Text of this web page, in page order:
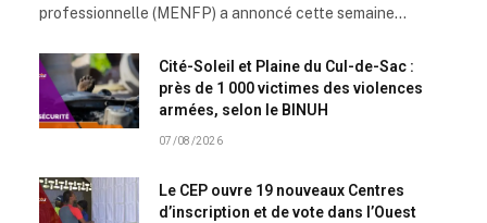
professionnelle (MENFP) a annoncé cette semaine…
Cité-Soleil et Plaine du Cul-de-Sac :
près de 1 000 victimes des violences
armées, selon le BINUH
07/08/2026
Le CEP ouvre 19 nouveaux Centres
d’inscription et de vote dans l’Ouest